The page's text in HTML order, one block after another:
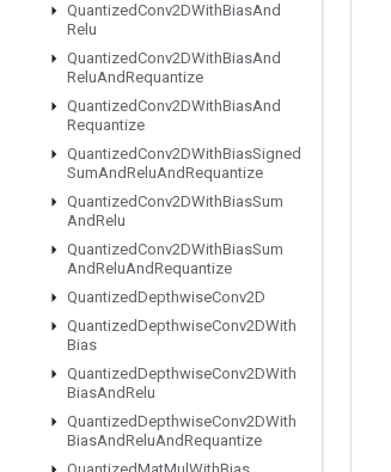
QuantizedConv2DWithBiasAnd
Relu
QuantizedConv2DWithBiasAnd
ReluAndRequantize
QuantizedConv2DWithBiasAnd
Requantize
QuantizedConv2DWithBiasSigned
SumAndReluAndRequantize
QuantizedConv2DWithBiasSum
AndRelu
QuantizedConv2DWithBiasSum
AndReluAndRequantize
QuantizedDepthwiseConv2D
QuantizedDepthwiseConv2DWith
Bias
QuantizedDepthwiseConv2DWith
BiasAndRelu
QuantizedDepthwiseConv2DWith
BiasAndReluAndRequantize